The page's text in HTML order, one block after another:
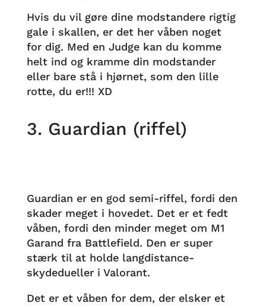
Hvis du vil gøre dine modstandere rigtig
gale i skallen, er det her våben noget
for dig. Med en Judge kan du komme
helt ind og kramme din modstander
eller bare stå i hjørnet, som den lille
rotte, du er!!! XD
3. Guardian (riffel)
Guardian er en god semi-riffel, fordi den
skader meget i hovedet. Det er et fedt
våben, fordi den minder meget om M1
Garand fra Battlefield. Den er super
stærk til at holde langdistance-
skydedueller i Valorant.
Det er et våben for dem, der elsker et